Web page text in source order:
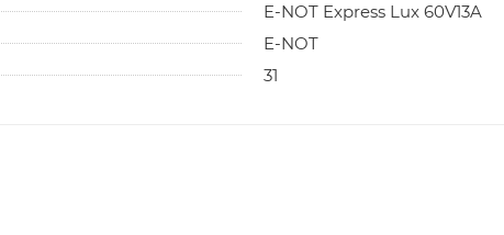
E-NOT Express Lux 60V13A
E-NOT
31